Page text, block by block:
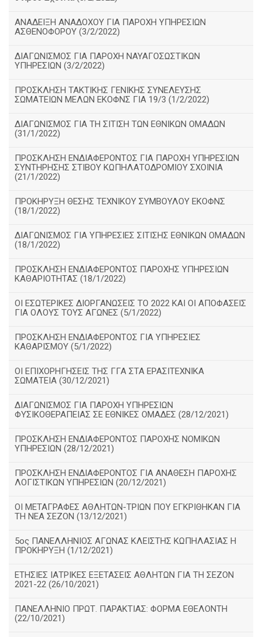
ΑΝΑΔΕΙΞΗ ΑΝΑΔΟΧΟΥ ΓΙΑ ΠΑΡΟΧΗ ΥΠΗΡΕΣΙΩΝ
ΑΣΘΕΝΟΦΟΡΟΥ (3/2/2022)
ΔΙΑΓΩΝΙΣΜΟΣ ΓΙΑ ΠΑΡΟΧΗ ΝΑΥΑΓΟΣΩΣΤΙΚΩΝ
ΥΠΗΡΕΣΙΩΝ (3/2/2022)
ΠΡΟΣΚΛΗΣΗ ΤΑΚΤΙΚΗΣ ΓΕΝΙΚΗΣ ΣΥΝΕΛΕΥΣΗΣ
ΣΩΜΑΤΕΙΩΝ ΜΕΛΩΝ ΕΚΟΦΝΣ ΓΙΑ 19/3 (1/2/2022)
ΔΙΑΓΩΝΙΣΜΟΣ ΓΙΑ ΤΗ ΣΙΤΙΣΗ ΤΩΝ ΕΘΝΙΚΩΝ ΟΜΑΔΩΝ
(31/1/2022)
ΠΡΟΣΚΛΗΣΗ ΕΝΔΙΑΦΕΡΟΝΤΟΣ ΓΙΑ ΠΑΡΟΧΗ ΥΠΗΡΕΣΙΩΝ
ΣΥΝΤΗΡΗΣΗΣ ΣΤΙΒΟΥ ΚΩΠΗΛΑΤΟΔΡΟΜΙΟΥ ΣΧΟΙΝΙΑ
(21/1/2022)
ΠΡΟΚΗΡΥΞΗ ΘΕΣΗΣ ΤΕΧΝΙΚΟΥ ΣΥΜΒΟΥΛΟΥ ΕΚΟΦΝΣ
(18/1/2022)
ΔΙΑΓΩΝΙΣΜΟΣ ΓΙΑ ΥΠΗΡΕΣΙΕΣ ΣΙΤΙΣΗΣ ΕΘΝΙΚΩΝ ΟΜΑΔΩΝ
(18/1/2022)
ΠΡΟΣΚΛΗΣΗ ΕΝΔΙΑΦΕΡΟΝΤΟΣ ΠΑΡΟΧΗΣ ΥΠΗΡΕΣΙΩΝ
ΚΑΘΑΡΙΟΤΗΤΑΣ (18/1/2022)
ΟΙ ΕΣΩΤΕΡΙΚΕΣ ΔΙΟΡΓΑΝΩΣΕΙΣ ΤΟ 2022 ΚΑΙ ΟΙ ΑΠΟΦΑΣΕΙΣ
ΓΙΑ ΟΛΟΥΣ ΤΟΥΣ ΑΓΩΝΕΣ (5/1/2022)
ΠΡΟΣΚΛΗΣΗ ΕΝΔΙΑΦΕΡΟΝΤΟΣ ΓΙΑ ΥΠΗΡΕΣΙΕΣ
ΚΑΘΑΡΙΣΜΟΥ (5/1/2022)
ΟΙ ΕΠΙΧΟΡΗΓΗΣΕΙΣ ΤΗΣ ΓΓΑ ΣΤΑ ΕΡΑΣΙΤΕΧΝΙΚΑ
ΣΩΜΑΤΕΙΑ (30/12/2021)
ΔΙΑΓΩΝΙΣΜΟΣ ΓΙΑ ΠΑΡΟΧΗ ΥΠΗΡΕΣΙΩΝ
ΦΥΣΙΚΟΘΕΡΑΠΕΙΑΣ ΣΕ ΕΘΝΙΚΕΣ ΟΜΑΔΕΣ (28/12/2021)
ΠΡΟΣΚΛΗΣΗ ΕΝΔΙΑΦΕΡΟΝΤΟΣ ΠΑΡΟΧΗΣ ΝΟΜΙΚΩΝ
ΥΠΗΡΕΣΙΩΝ (28/12/2021)
ΠΡΟΣΚΛΗΣΗ ΕΝΔΙΑΦΕΡΟΝΤΟΣ ΓΙΑ ΑΝΑΘΕΣΗ ΠΑΡΟΧΗΣ
ΛΟΓΙΣΤΙΚΩΝ ΥΠΗΡΕΣΙΩΝ (20/12/2021)
ΟΙ ΜΕΤΑΓΡΑΦΕΣ ΑΘΛΗΤΩΝ-ΤΡΙΩΝ ΠΟΥ ΕΓΚΡΙΘΗΚΑΝ ΓΙΑ
ΤΗ ΝΕΑ ΣΕΖΟΝ (13/12/2021)
5ος ΠΑΝΕΛΛΗΝΙΟΣ ΑΓΩΝΑΣ ΚΛΕΙΣΤΗΣ ΚΩΠΗΛΑΣΙΑΣ Η
ΠΡΟΚΗΡΥΞΗ (1/12/2021)
ΕΤΗΣΙΕΣ ΙΑΤΡΙΚΕΣ ΕΞΕΤΑΣΕΙΣ ΑΘΛΗΤΩΝ ΓΙΑ ΤΗ ΣΕΖΟΝ
2021-22 (26/10/2021)
ΠΑΝΕΛΛΗΝΙΟ ΠΡΩΤ. ΠΑΡΑΚΤΙΑΣ: ΦΟΡΜΑ ΕΘΕΛΟΝΤΗ
(22/10/2021)